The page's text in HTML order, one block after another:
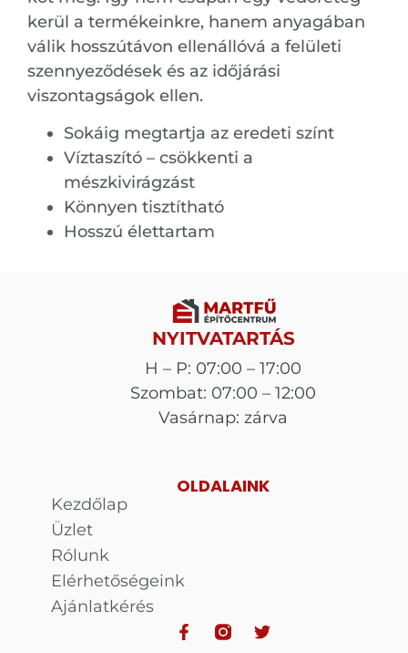
kerül a termékeinkre, hanem anyagában
válik hosszútávon ellenállóvá a felületi
szennyeződések és az időjárási
viszontagságok ellen.
Sokáig megtartja az eredeti színt
Víztaszító – csökkenti a
mészkivirágzást
Könnyen tisztítható
Hosszú élettartam
NYITVATARTÁS
H – P: 07:00 – 17:00
Szombat: 07:00 – 12:00
Vasárnap: zárva
OLDALAINK
Kezdőlap
Üzlet
Rólunk
Elérhetőségeink
Ajánlatkérés